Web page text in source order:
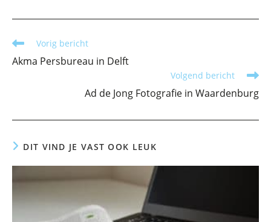
Lees
meer
artikelen
Vorig bericht
Akma Persbureau in Delft
Volgend bericht
Ad de Jong Fotografie in Waardenburg
DIT VIND JE VAST OOK LEUK